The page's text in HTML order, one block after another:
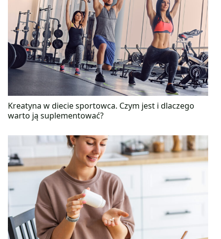
Kreatyna w diecie sportowca. Czym jest i dlaczego
warto ją suplementować?